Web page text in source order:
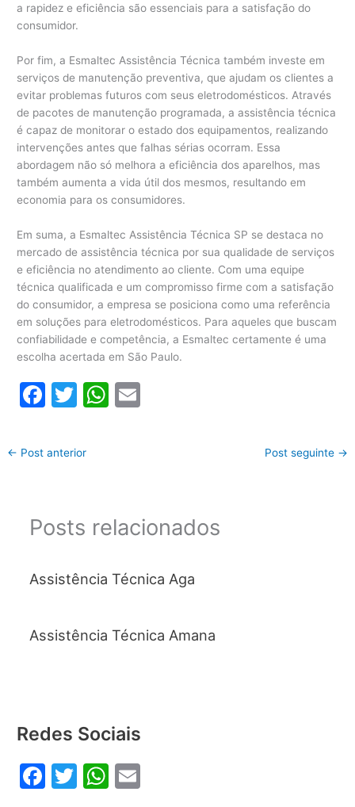
a rapidez e eficiência são essenciais para a satisfação do
consumidor.
Por fim, a Esmaltec Assistência Técnica também investe em
serviços de manutenção preventiva, que ajudam os clientes a
evitar problemas futuros com seus eletrodomésticos. Através
de pacotes de manutenção programada, a assistência técnica
é capaz de monitorar o estado dos equipamentos, realizando
intervenções antes que falhas sérias ocorram. Essa
abordagem não só melhora a eficiência dos aparelhos, mas
também aumenta a vida útil dos mesmos, resultando em
economia para os consumidores.
Em suma, a Esmaltec Assistência Técnica SP se destaca no
mercado de assistência técnica por sua qualidade de serviços
e eficiência no atendimento ao cliente. Com uma equipe
técnica qualificada e um compromisso firme com a satisfação
do consumidor, a empresa se posiciona como uma referência
em soluções para eletrodomésticos. Para aqueles que buscam
confiabilidade e competência, a Esmaltec certamente é uma
escolha acertada em São Paulo.
F
c
o
k
T
itt
W
p
← Post anterior Post seguinte →
Posts relacionados
Assistência Técnica Aga
Assistência Técnica Amana
Redes Sociais
F
T
W